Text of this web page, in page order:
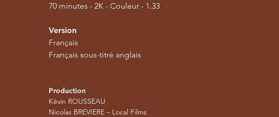
70 minutes - 2K - Couleur - 1.33
Version
Français
Français sous-titré anglais
Production
Kévin ROUSSEAU
Nicolas BREVIERE – Local Films